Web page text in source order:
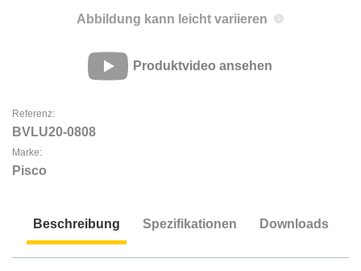
Abbildung kann leicht variieren
Produktvideo ansehen
Referenz:
BVLU20-0808
Marke:
Pisco
Beschreibung Spezifikationen Downloads